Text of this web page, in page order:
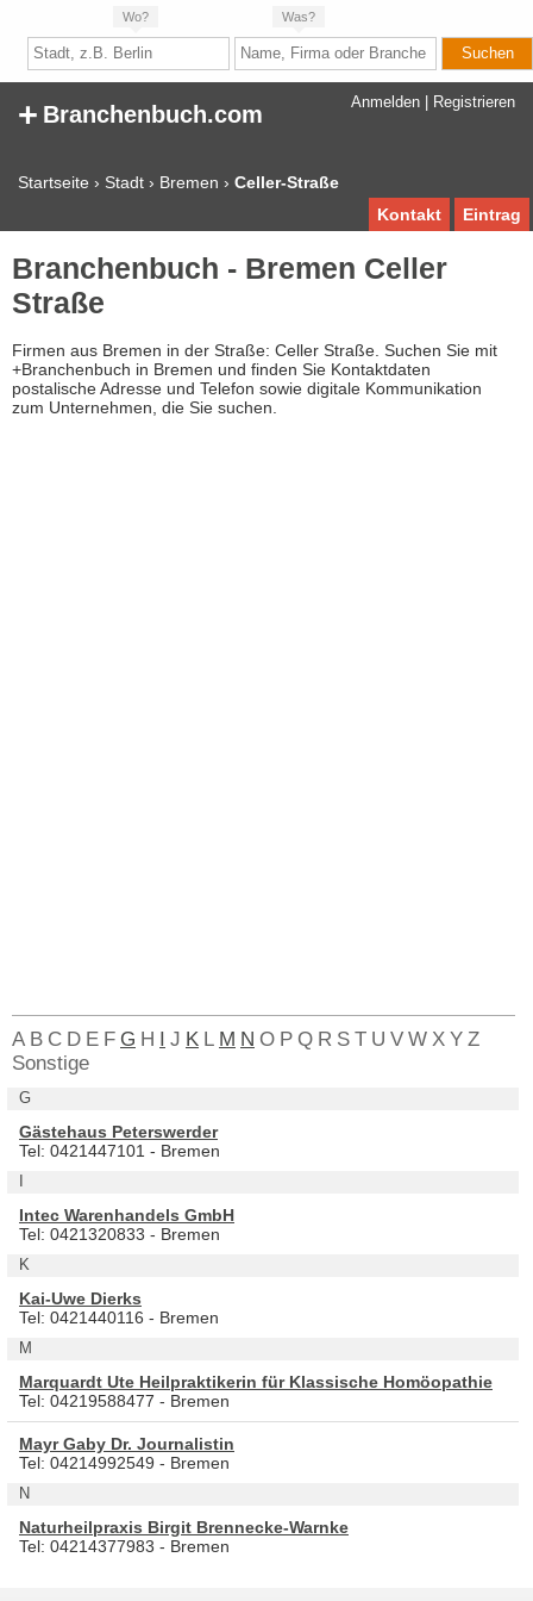
Wo? Was?
Anmelden Registrieren
+ Branchenbuch.com
Startseite › Stadt › Bremen › Celler-Straße
Eintrag
Kontakt
Branchenbuch - Bremen Celler
Straße
Firmen aus Bremen in der Straße: Celler Straße. Suchen Sie mit
+Branchenbuch in Bremen und finden Sie Kontaktdaten
postalische Adresse und Telefon sowie digitale Kommunikation
zum Unternehmen, die Sie suchen.
A B C D E F G H I J K L M N O P Q R S T U V W X Y Z
Sonstige
G
Gästehaus Peterswerder
Tel: 0421447101 - Bremen
Intec Warenhandels GmbH
Tel: 0421320833 - Bremen
K
Kai-Uwe Dierks
Tel: 0421440116 - Bremen
M
Marquardt Ute Heilpraktikerin für Klassische Homöopathie
Tel: 04219588477 - Bremen
Mayr Gaby Dr. Journalistin
Tel: 04214992549 - Bremen
N
Naturheilpraxis Birgit Brennecke-Warnke
Tel: 04214377983 - Bremen